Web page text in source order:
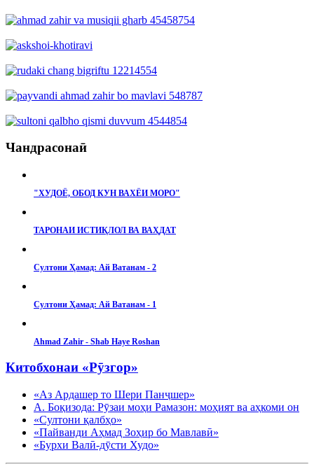
Чандрасонаӣ
"ХУДОЁ, ОБОД КУН ВАХЁИ МОРО"
ТАРОНАИ ИСТИҚЛОЛ ВА ВАҲДАТ
Султони Ҳамад: Ай Ватанам - 2
Султони Ҳамад: Ай Ватанам - 1
Ahmad Zahir - Shab Haye Roshan
Китобхонаи «Рӯзгор»
«Аз Ардашер то Шери Панҷшер»
А. Боқизода: Рӯзаи моҳи Рамазон: моҳият ва аҳкоми он
«Султони қалбҳо»
«Пайванди Аҳмад Зоҳир бо Мавлавӣ»
«Бурхи Валӣ-дӯсти Худо»